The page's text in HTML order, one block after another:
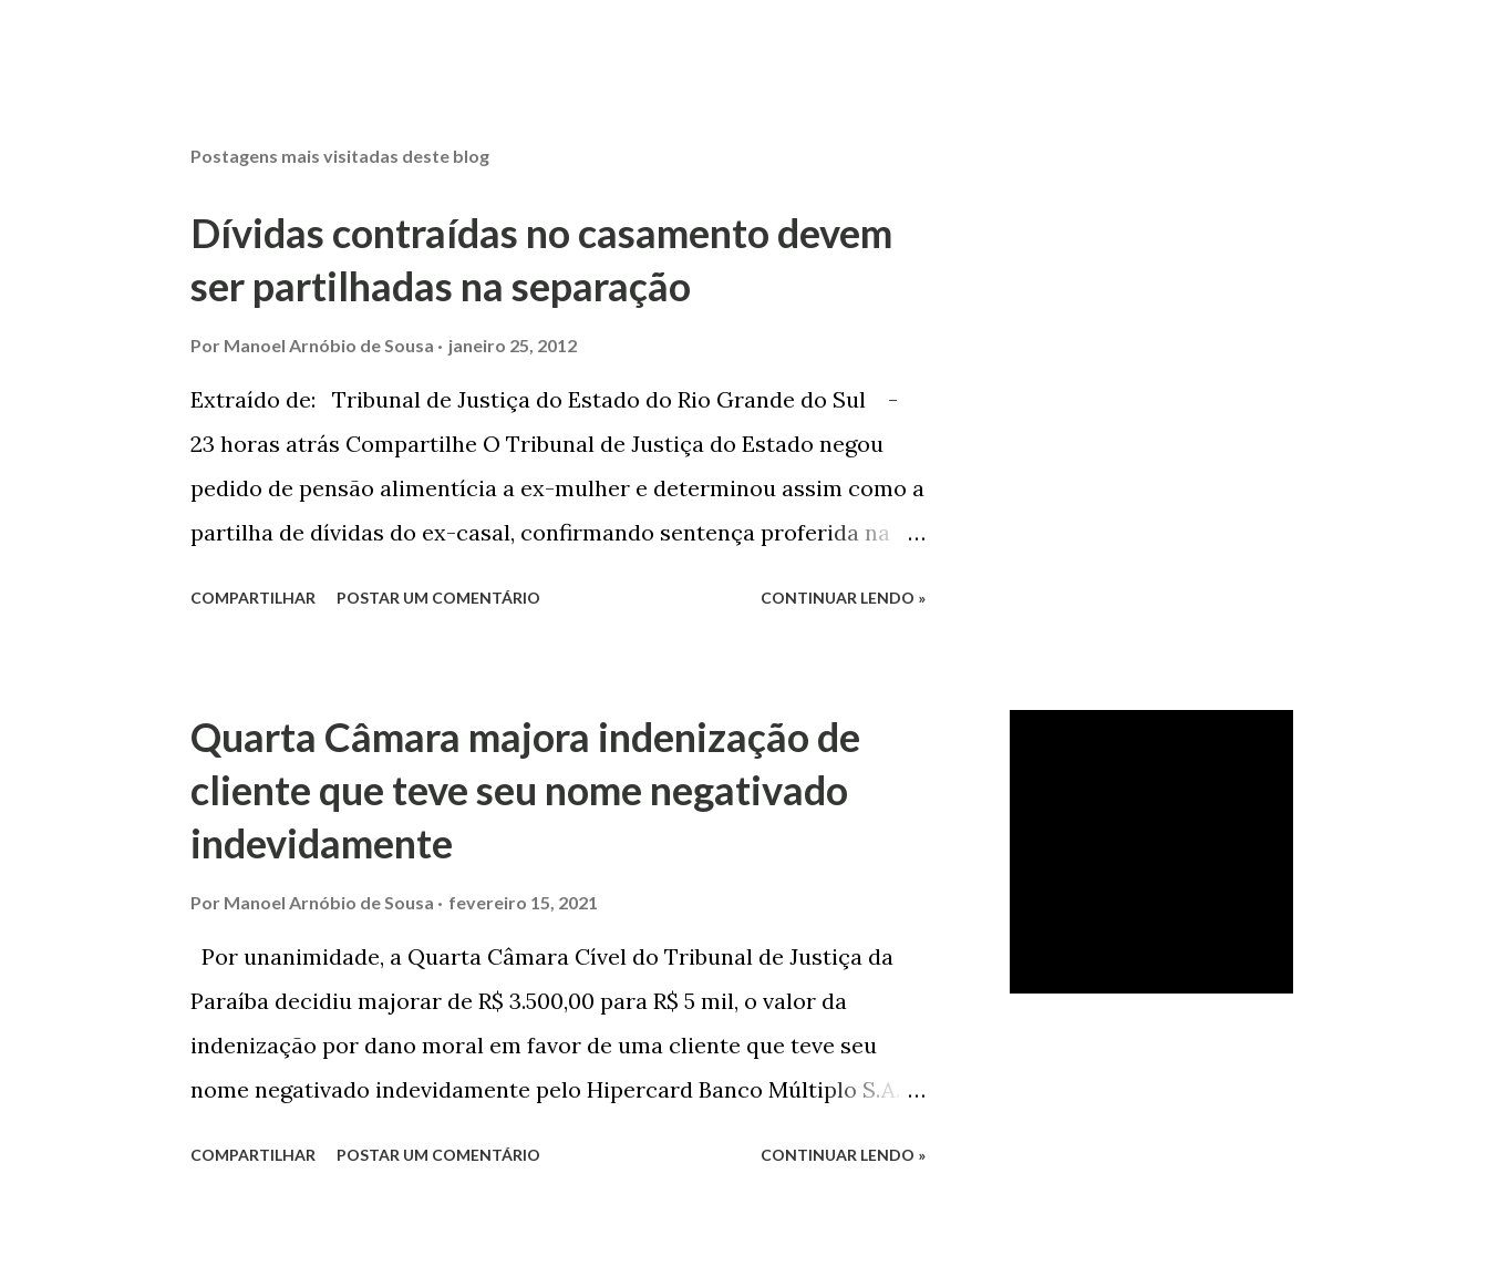
Postagens mais visitadas deste blog
Dívidas contraídas no casamento devem
ser partilhadas na separação
Por Manoel Arnóbio de Sousa janeiro 25, 2012
Extraído de: Tribunal de Justiça do Estado do Rio Grande do Sul -
23 horas atrás Compartilhe O Tribunal de Justiça do Estado negou
pedido de pensão alimentícia a ex-mulher e determinou assim como a
partilha de dívidas do ex-casal, confirmando sentença proferida na
marido apresentou as dívidas a serem partilhadas, sendo elas um
débito no valor de cerca de R$ 4 mil, decorrente de um financiamento
para custear um piano dado de presente à filha do casal, bem como a
pela Juíza de Direito Margot Cristina Agostini, da 1ª Vara Judicial do
Foro de Marau. Na sentença, a magistrada concede...
COMPARTILHAR POSTAR UM COMENTÁRIO CONTINUAR LENDO »
Quarta Câmara majora indenização de
cliente que teve seu nome negativado
indevidamente
Por Manoel Arnóbio de Sousa fevereiro 15, 2021
Por unanimidade, a Quarta Câmara Cível do Tribunal de Justiça da
Paraíba decidiu majorar de R$ 3.500,00 para R$ 5 mil, o valor da
indenização por dano moral em favor de uma cliente que teve seu
nome negativado indevidamente pelo Hipercard Banco Múltiplo S.A. O
COMPARTILHAR POSTAR UM COMENTÁRIO CONTINUAR LENDO »